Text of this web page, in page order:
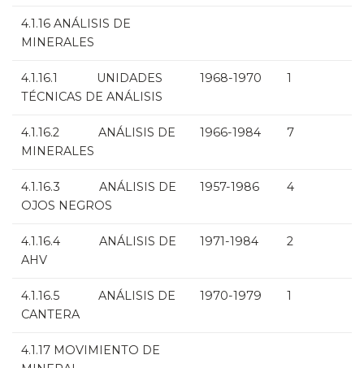
4.1.16 ANÁLISIS DE
MINERALES
4.1.16.1 UNIDADES
TÉCNICAS DE ANÁLISIS
1968-1970 1
4.1.16.2 ANÁLISIS DE
MINERALES
1966-1984 7
4.1.16.3 ANÁLISIS DE
OJOS NEGROS
1957-1986 4
4.1.16.4 ANÁLISIS DE
AHV
1971-1984 2
4.1.16.5 ANÁLISIS DE
CANTERA
1970-1979 1
4.1.17 MOVIMIENTO DE